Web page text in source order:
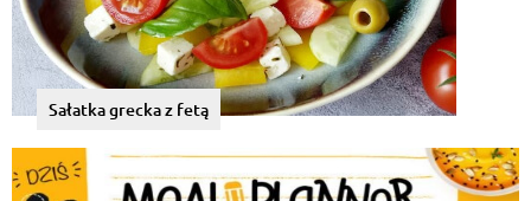
Sałatka grecka z fetą